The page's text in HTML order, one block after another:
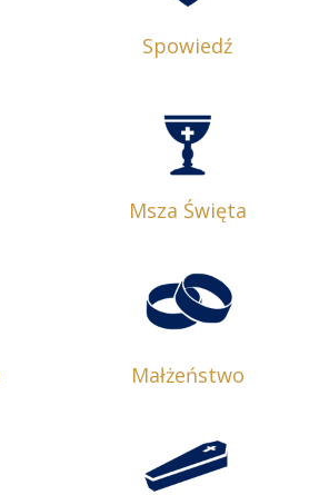
Spowiedź
Msza Święta
Małżeństwo